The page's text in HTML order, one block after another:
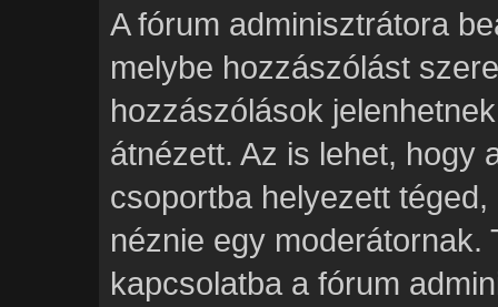
A fórum adminisztrátora
melybe hozzászólást
hozzászólások
átnézett. Az is lehet, hogy
csoportba helyezett
néznie egy moderátornak.
kapcsolatba a fórum